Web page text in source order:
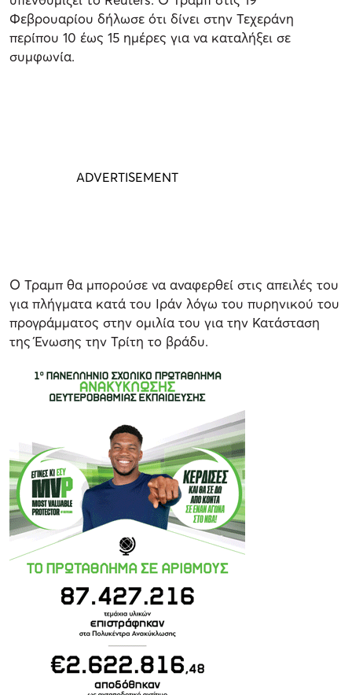
Φεβρουαρίου δήλωσε ότι δίνει στην Τεχεράνη
περίπου 10 έως 15 ημέρες για να καταλήξει σε
συμφωνία.
Ο Τραμπ θα μπορούσε να αναφερθεί στις απειλές του
για πλήγματα κατά του Ιράν λόγω του πυρηνικού του
προγράμματος στην ομιλία του για την Κατάσταση
της Ένωσης την Τρίτη το βράδυ.